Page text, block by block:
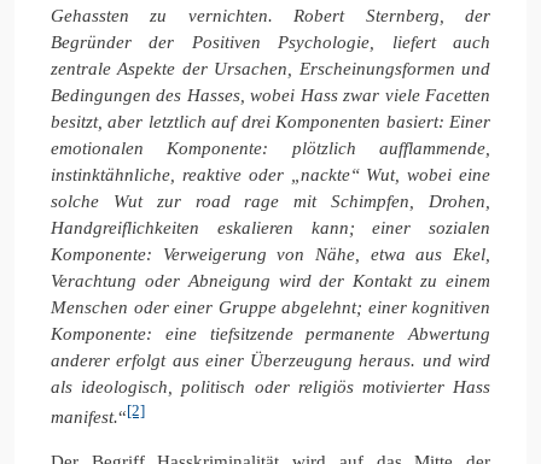
Gehassten zu vernichten. Robert Sternberg, der
Begründer der Positiven Psychologie, liefert auch
zentrale Aspekte der Ursachen, Erscheinungsformen und
Bedingungen des Hasses, wobei Hass zwar viele Facetten
besitzt, aber letztlich auf drei Komponenten basiert: Einer
emotionalen Komponente: plötzlich aufflammende,
instinktähnliche, reaktive oder „nackte“ Wut, wobei eine
solche Wut zur road rage mit Schimpfen, Drohen,
Handgreiflichkeiten eskalieren kann; einer sozialen
Komponente: Verweigerung von Nähe, etwa aus Ekel,
Verachtung oder Abneigung wird der Kontakt zu einem
Menschen oder einer Gruppe abgelehnt; einer kognitiven
Komponente: eine tiefsitzende permanente Abwertung
anderer erfolgt aus einer Überzeugung heraus. und wird
als ideologisch, politisch oder religiös motivierter Hass
manifest.“[2]